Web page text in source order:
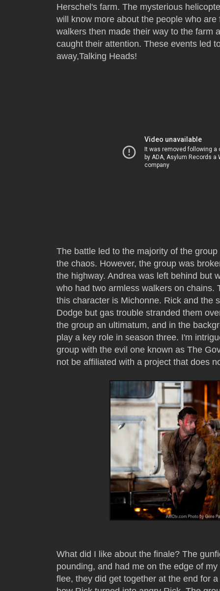
Herschel's farm. The mysterious
will know more about the people who
walkers then made their way to the farm
caught their attention. These events led
away,Talking Heads!
The battle led to the majority of the
the chaos. However, the group was
the highway. Andrea was left behind but
who had two armless walkers on chains.
this character is Michonne. Rick and the
Dodge but gas trouble stranded them
the group an ultimatum, and in the
play a key role in season three. I'm
group with the evil one known as The
not be affiliated with a project that does
What did I like about the finale? The
pounding, and had me on the edge of
flee, they did get together at the end for